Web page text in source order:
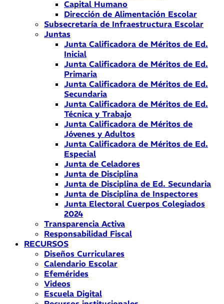
Capital Humano
Dirección de Alimentación Escolar
Subsecretaría de Infraestructura Escolar
Juntas
Junta Calificadora de Méritos de Ed.
Inicial
Junta Calificadora de Méritos de Ed.
Primaria
Junta Calificadora de Méritos de Ed.
Secundaria
Junta Calificadora de Méritos de Ed.
Técnica y Trabajo
Junta Calificadora de Méritos de
Jóvenes y Adultos
Junta Calificadora de Méritos de Ed.
Especial
Junta de Celadores
Junta de Disciplina
Junta de Disciplina de Ed. Secundaria
Junta de Disciplina de Inspectores
Junta Electoral Cuerpos Colegiados
2024
Transparencia Activa
Responsabilidad Fiscal
RECURSOS
Diseños Curriculares
Calendario Escolar
Efemérides
Videos
Escuela Digital